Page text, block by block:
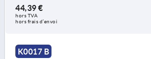
44,39 €
hors TVA
hors frais d’envoi
K0017 B